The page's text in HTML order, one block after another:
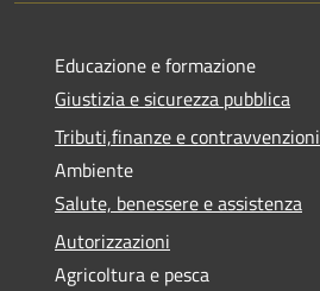
Educazione e formazione
Giustizia e sicurezza pubblica
Tributi,finanze e contravvenzioni
Ambiente
Salute, benessere e assistenza
Autorizzazioni
Agricoltura e pesca